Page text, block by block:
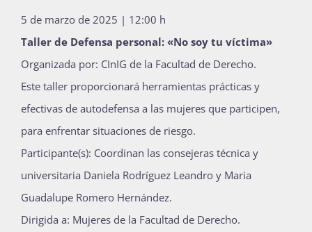
Bienvenida generación 2027-1
5 de marzo de 2025 | 12:00 h
Taller de Defensa personal: «No soy tu víctima»
Organizada por: CInIG de la Facultad de Derecho.
Este taller proporcionará herramientas prácticas y
efectivas de autodefensa a las mujeres que participen,
para enfrentar situaciones de riesgo.
Participante(s): Coordinan las consejeras técnica y
universitaria Daniela Rodríguez Leandro y Maria
Guadalupe Romero Hernández.
Dirigida a: Mujeres de la Facultad de Derecho.